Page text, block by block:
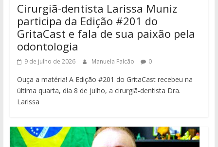
Cirurgiã-dentista Larissa Muniz
participa da Edição #201 do
GritaCast e fala de sua paixão pela
odontologia
9 de julho de 2026 Manuela Falcão 0
Ouça a matéria! A Edição #201 do GritaCast recebeu na
última quarta, dia 8 de julho, a cirurgiã-dentista Dra.
Larissa